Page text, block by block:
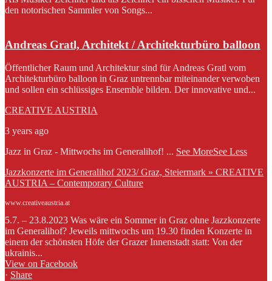
den notorischen Sammler von Songs...
Andreas Gratl, Architekt / Architekturbüro balloon
Öffentlicher Raum und Architektur sind für Andreas Gratl vom
Architekturbüro balloon in Graz untrennbar miteinander verwoben
und sollen ein schlüssiges Ensemble bilden. Der innovative und...
CREATIVE AUSTRIA
3 years ago
Jazz in Graz - Mittwochs im Generalihof! ... See MoreSee Less
Jazzkonzerte im Generalihof 2023/ Graz, Steiermark » CREATIVE
AUSTRIA – Contemporary Culture
www.creativeaustria.at
5.7. – 23.8.2023 Was wäre ein Sommer in Graz ohne Jazzkonzerte
im Generalihof? Jeweils mittwochs um 19.30 finden Konzerte in
einem der schönsten Höfe der Grazer Innenstadt statt: Von der
ukrainis...
View on Facebook
· Share